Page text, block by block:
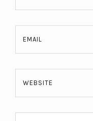
EMAIL
WEBSITE